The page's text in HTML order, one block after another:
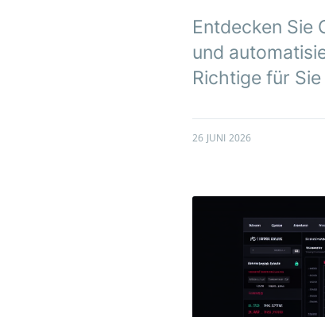
Entdecken Sie
und
Richtige für Sie
26 JUNI 2026